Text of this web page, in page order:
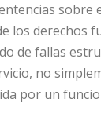
sobre
los derechos
de fallas
no
por un